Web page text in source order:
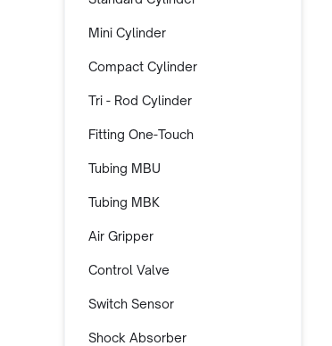
Mini Cylinder
Compact Cylinder
Tri - Rod Cylinder
Fitting One-Touch
Tubing MBU
Tubing MBK
Air Gripper
Control Valve
Switch Sensor
Shock Absorber